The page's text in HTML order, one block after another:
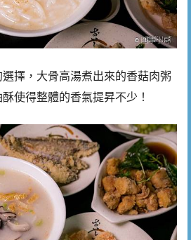
擇，大骨高湯煮出來的香菇肉粥
使得整體的香氣提昇不少！